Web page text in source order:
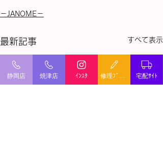
－JANOME－
最新記事 すべて表示
静岡店 焼津店 ｲﾝｽﾀ 宅配ｻｲﾄ